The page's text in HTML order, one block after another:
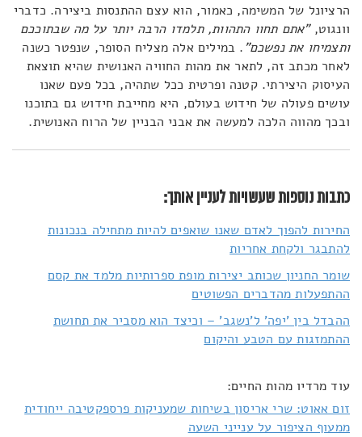
הרציונל של המשימה, כאמור, הוא עצם ההתנסות ביצירה. כדברי
וונגוט,"אתם תחוו התהוות, תלמדו הרבה יותר על מה שבתוככם
ותצמיחו את נפשכם". במילים אלה מצליח הסופר, שנפטר כשנה
לאחר מכתב זה, לתאר את מהות החוויה האנושית שהיא תוצאת
העיסוק היצירתי. קטנה ופרטית ככל שתהיה, בכל פעם שאנו
עושים פעולה של חידוש בעולם, היא מחייבת חידוש גם בתוכנו
ובכך מהווה הלכה למעשה את אבני הבניין של הרוח האנושית.
כתבות נוספות שעשויות לעניין אותך:
החירות להפוך לאדם שאנו שואפים להיות מתחילה בנכונות
להתבגר ולקחת אחריות
שומר החניון שכותב יצירות מופת ספרותיות מלמד את קסם
ההתפעלות מהדברים הפשוטים
ההבדל בין 'יפה' ל'נשגב' – וכיצד הוא מסביר את תחושת
ההתמזגות עם הטבע והיקום
עוד מרדיו מהות החיים:
זום אאוט: שרי אריסון בשיחות שמעניקות פרספקטיבה ייחודית
ממעוף הציפור על ענייני השעה